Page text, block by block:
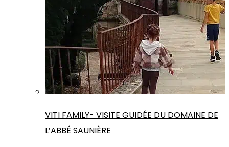
VITI FAMILY- VISITE GUIDÉE DU DOMAINE DE
L’ABBÉ SAUNIÈRE